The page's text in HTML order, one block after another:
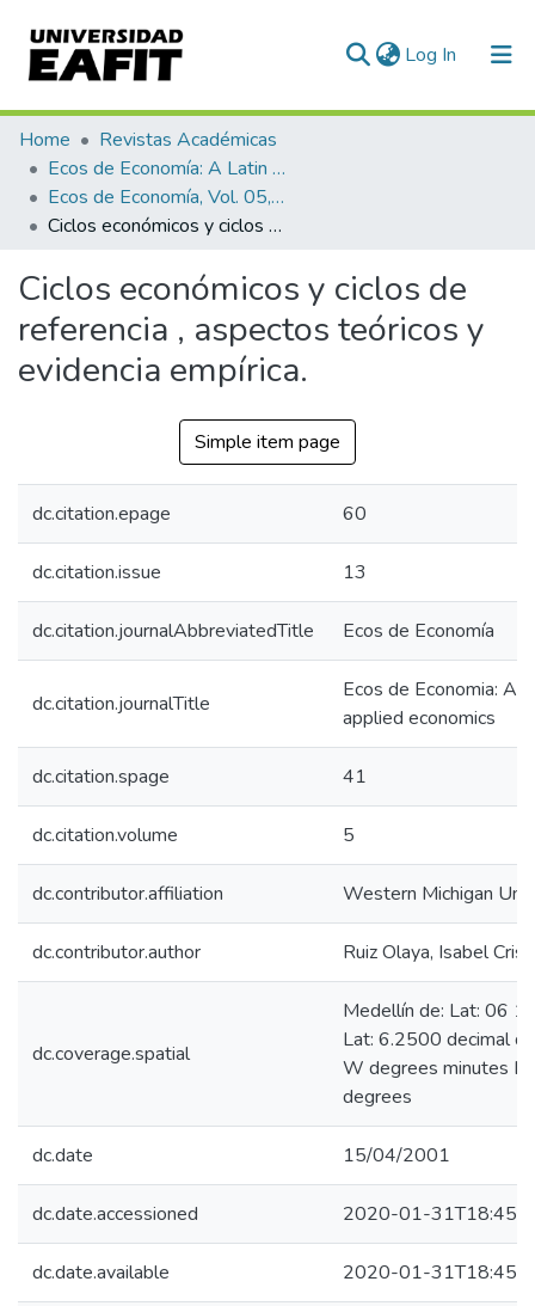
Log In (current)
Communities & Collections
All of DSpace
Statistics
Home
Revistas Académicas
Ecos de Economía: A Latin American Journal of Applied Economics
Ecos de Economía, Vol. 05, No. 13 (2001)
Ciclos económicos y ciclos de referencia , aspectos teóricos y evidencia empírica.
Ciclos económicos y ciclos de
referencia , aspectos teóricos y
evidencia empírica.
Simple item page
dc.citation.epage 60
dc.citation.issue 13
dc.citation.journalAbbreviatedTitle Ecos de Economía
dc.citation.journalTitle
Ecos de Economia: A
applied economics
dc.citation.spage 41
dc.citation.volume 5
dc.contributor.affiliation Western Michigan
dc.contributor.author Ruiz Olaya, Isabel
dc.coverage.spatial
Medellín de: Lat: 06
Lat: 6.2500 decimal
W degrees minutes
degrees
dc.date 15/04/2001
dc.date.accessioned 2020-01-
dc.date.available 2020-01-